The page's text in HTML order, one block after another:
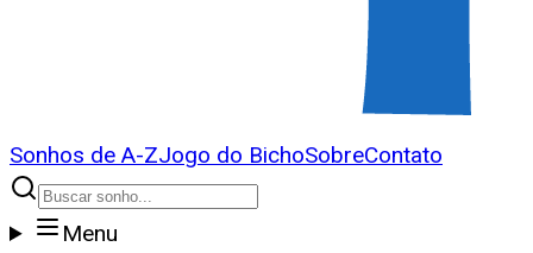
Sonhos de A-ZJogo do BichoSobreContato
Menu